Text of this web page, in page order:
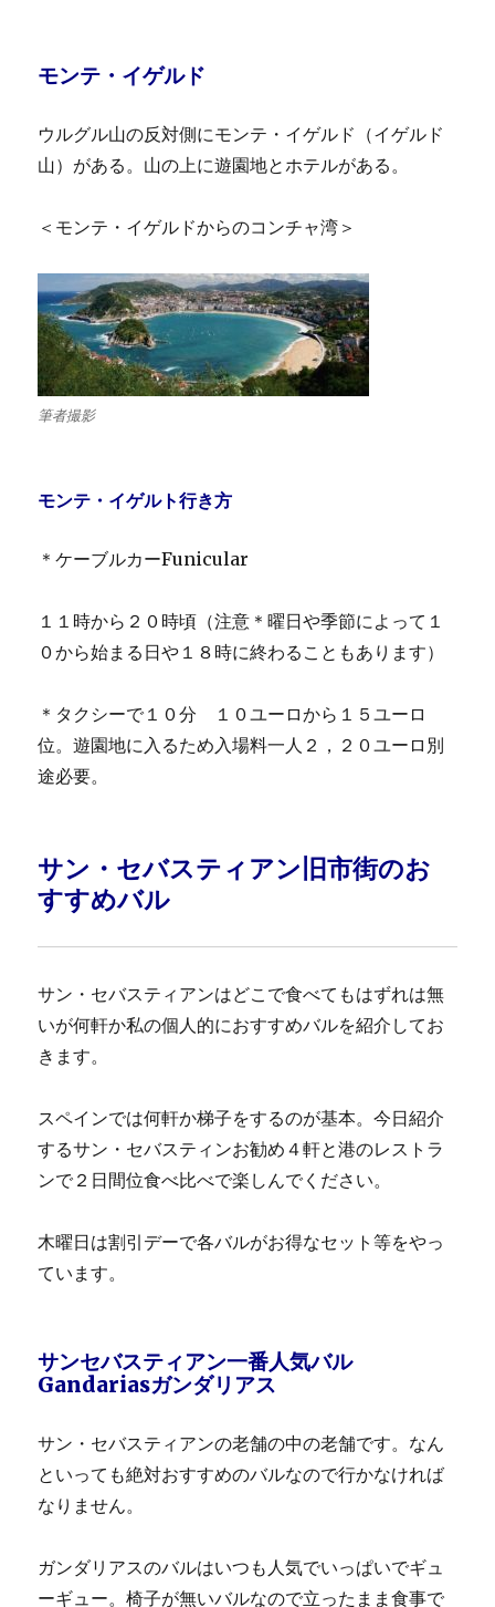
モンテ・イゲルド
ウルグル山の反対側にモンテ・イゲルド（イゲルド
山）がある。山の上に遊園地とホテルがある。
＜モンテ・イゲルドからのコンチャ湾＞
筆者撮影
モンテ・イゲルト行き方
＊ケーブルカーFunicular
１１時から２０時頃（注意＊曜日や季節によって１
０から始まる日や１８時に終わることもあります）
＊タクシーで１０分 １０ユーロから１５ユーロ
位。遊園地に入るため入場料一人２，２０ユーロ別
途必要。
サン・セバスティアン旧市街のお
すすめバル
サン・セバスティアンはどこで食べてもはずれは無
いが何軒か私の個人的におすすめバルを紹介してお
きます。
スペインでは何軒か梯子をするのが基本。今日紹介
するサン・セバスティンお勧め４軒と港のレストラ
ンで２日間位食べ比べで楽しんでください。
木曜日は割引デーで各バルがお得なセット等をやっ
ています。
サンセバスティアン一番人気バル
Gandariasガンダリアス
サン・セバスティアンの老舗の中の老舗です。なん
といっても絶対おすすめのバルなので行かなければ
なりません。
ガンダリアスのバルはいつも人気でいっぱいでギュ
ーギュー。椅子が無いバルなので立ったまま食事で